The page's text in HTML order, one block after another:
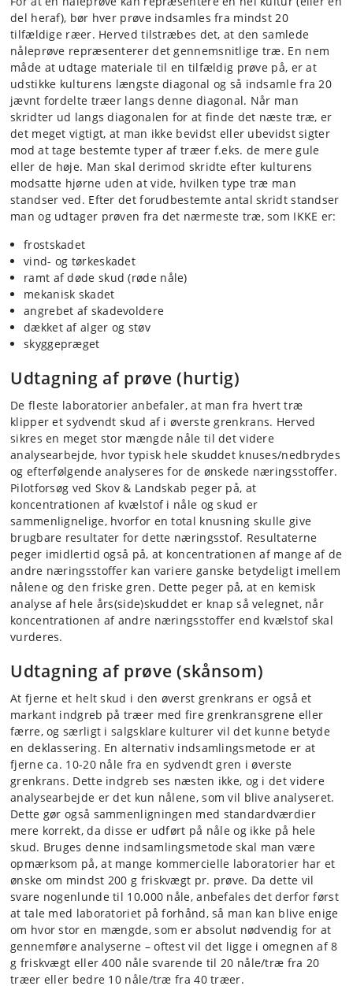
del heraf), bør hver prøve indsamles fra mindst 20
tilfældige ræer. Herved tilstræbes det, at den samlede
nåleprøve repræsenterer det gennemsnitlige træ. En nem
måde at udtage materiale til en tilfældig prøve på, er at
udstikke kulturens længste diagonal og så indsamle fra 20
jævnt fordelte træer langs denne diagonal. Når man
skridter ud langs diagonalen for at finde det næste træ, er
det meget vigtigt, at man ikke bevidst eller ubevidst sigter
mod at tage bestemte typer af træer f.eks. de mere gule
eller de høje. Man skal derimod skridte efter kulturens
modsatte hjørne uden at vide, hvilken type træ man
standser ved. Efter det forudbestemte antal skridt standser
man og udtager prøven fra det nærmeste træ, som IKKE er:
frostskadet
vind- og tørkeskadet
ramt af døde skud (røde nåle)
mekanisk skadet
angrebet af skadevoldere
dækket af alger og støv
skyggepræget
Udtagning af prøve (hurtig)
De fleste laboratorier anbefaler, at man fra hvert træ
klipper et sydvendt skud af i øverste grenkrans. Herved
sikres en meget stor mængde nåle til det videre
analysearbejde, hvor typisk hele skuddet knuses/nedbrydes
og efterfølgende analyseres for de ønskede næringsstoffer.
Pilotforsøg ved Skov & Landskab peger på, at
koncentrationen af kvælstof i nåle og skud er
sammenlignelige, hvorfor en total knusning skulle give
brugbare resultater for dette næringsstof. Resultaterne
peger imidlertid også på, at koncentrationen af mange af de
andre næringsstoffer kan variere ganske betydeligt imellem
nålene og den friske gren. Dette peger på, at en kemisk
analyse af hele års(side)skuddet er knap så velegnet, når
koncentrationen af andre næringsstoffer end kvælstof skal
vurderes.
Udtagning af prøve (skånsom)
At fjerne et helt skud i den øverst grenkrans er også et
markant indgreb på træer med fire grenkransgrene eller
færre, og særligt i salgsklare kulturer vil det kunne betyde
en deklassering. En alternativ indsamlingsmetode er at
fjerne ca. 10-20 nåle fra en sydvendt gren i øverste
grenkrans. Dette indgreb ses næsten ikke, og i det videre
analysearbejde er det kun nålene, som vil blive analyseret.
Dette gør også sammenligningen med standardværdier
mere korrekt, da disse er udført på nåle og ikke på hele
skud. Bruges denne indsamlingsmetode skal man være
opmærksom på, at mange kommercielle laboratorier har et
ønske om mindst 200 g friskvægt pr. prøve. Da dette vil
svare nogenlunde til 10.000 nåle, anbefales det derfor først
at tale med laboratoriet på forhånd, så man kan blive enige
om hvor stor en mængde, som er absolut nødvendig for at
gennemføre analyserne – oftest vil det ligge i omegnen af 8
g friskvægt eller 400 nåle svarende til 20 nåle/træ fra 20
træer eller bedre 10 nåle/træ fra 40 træer.